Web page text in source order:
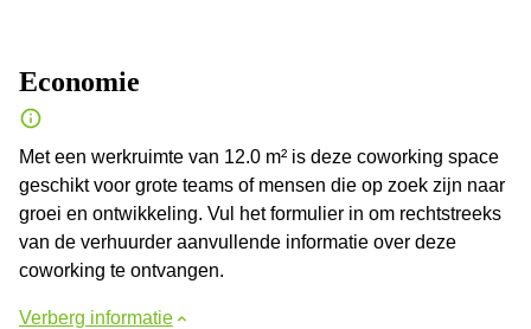
Economie
Met een werkruimte van 12.0 m² is deze coworking space
geschikt voor grote teams of mensen die op zoek zijn naar
groei en ontwikkeling. Vul het formulier in om rechtstreeks
van de verhuurder aanvullende informatie over deze
coworking te ontvangen.
Verberg informatie